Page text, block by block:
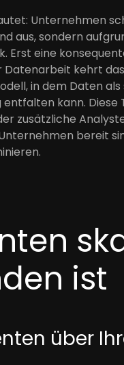
Unternehmen
aus, sondern
Erst eine
Datenarbeit kehrt
in dem Daten
entfalten kann.
zusätzliche
bereit
ist
über